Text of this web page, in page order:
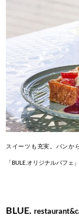
スイーツも充実。パンか
「BULE.オリジナルパフェ」
BLUE.